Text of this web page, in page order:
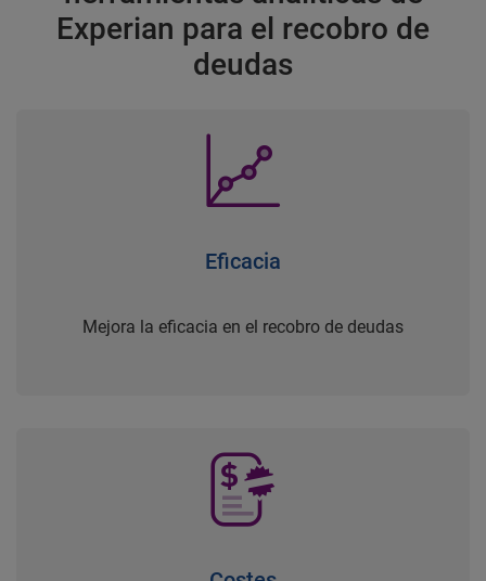
Experian para el recobro de
deudas
Eficacia
Mejora la eficacia en el recobro de deudas